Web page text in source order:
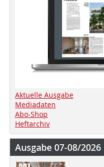
Aktuelle Ausgabe
Mediadaten
Abo-Shop
Heftarchiv
Ausgabe 07-08/2026